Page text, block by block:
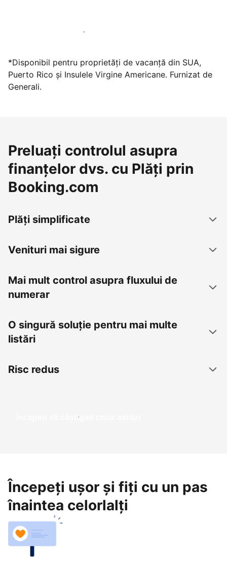
Găzduiți oaspeți cu noi chiar astăzi
*Disponibil pentru proprietăți de vacanță din SUA,
Puerto Rico și Insulele Virgine Americane. Furnizat de
Generali.
Preluați controlul asupra
finanțelor dvs. cu Plăți prin
Booking.com
Plăți simplificate
Venituri mai sigure
Mai mult control asupra fluxului de
numerar
O singură soluție pentru mai multe
listări
Risc redus
Începeți să câștigați chiar astăzi
Începeți ușor și fiți cu un pas
înaintea celorlalți